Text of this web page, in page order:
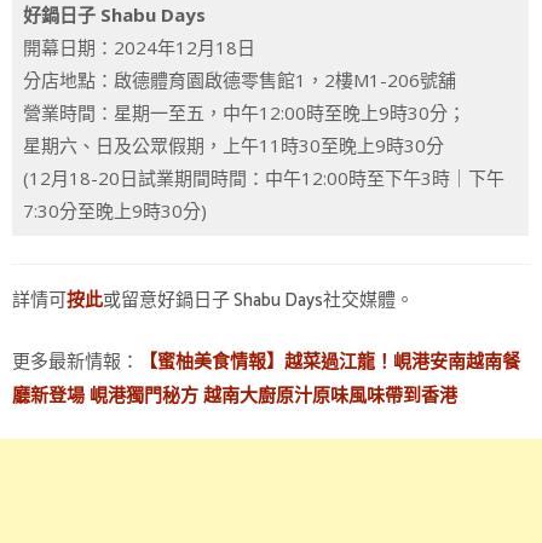
好鍋日子 Shabu Days
開幕日期：2024年12月18日
分店地點：啟德體育園啟德零售館1，2樓M1-206號舖
營業時間：星期一至五，中午12:00時至晚上9時30分；
星期六、日及公眾假期，上午11時30至晚上9時30分
(12月18-20日試業期間時間：中午12:00時至下午3時｜下午
7:30分至晚上9時30分)
詳情可按此或留意好鍋日子 Shabu Days社交媒體。
更多最新情報：
【蜜柚美食情報】越菜過江龍！峴港安南越南餐
廳新登場 峴港獨門秘方 越南大廚原汁原味風味帶到香港